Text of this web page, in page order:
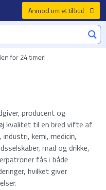
Anmod om et tilbud
for 24 timer!
producent og
kvalitet til en bred vifte af
industri, kemi, medicin,
mad og drikke,
fås i både
hvilket giver